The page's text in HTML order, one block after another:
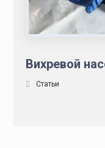
Вихревой
Статьи